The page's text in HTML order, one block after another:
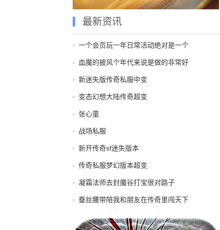
最新资讯
一个会员玩一年日常活动绝对是一个
血魔的披风个年代来说是做的非常好
新迷失版传奇私服中变
变态幻想大陆传奇超变
张心童
战场私服
新开传奇sf迷失版本
传奇私服梦幻版本超变
凝霜法师去封魔谷打宝很对路子
蚕丝腰带陪我和朋友在传奇里闯天下